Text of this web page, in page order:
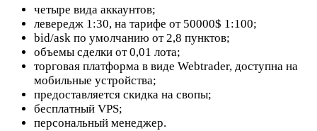
четыре вида аккаунтов;
левередж 1:30, на тарифе от 50000$ 1:100;
bid/ask по умолчанию от 2,8 пунктов;
объемы сделки от 0,01 лота;
торговая платформа в виде Webtrader, доступна на
мобильные устройства;
предоставляется скидка на свопы;
бесплатный VPS;
персональный менеджер.